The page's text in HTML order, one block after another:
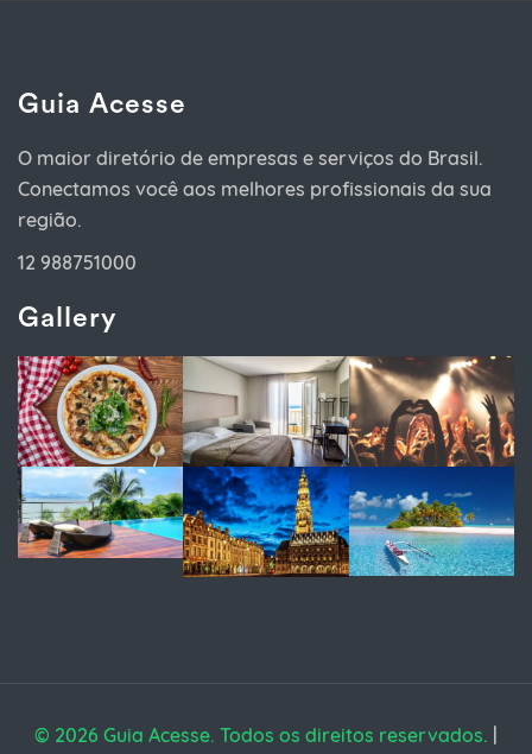
Guia Acesse
O maior diretório de empresas e serviços do Brasil.
Conectamos você aos melhores profissionais da sua
região.
12 988751000
Gallery
© 2026 Guia Acesse. Todos os direitos reservados. |